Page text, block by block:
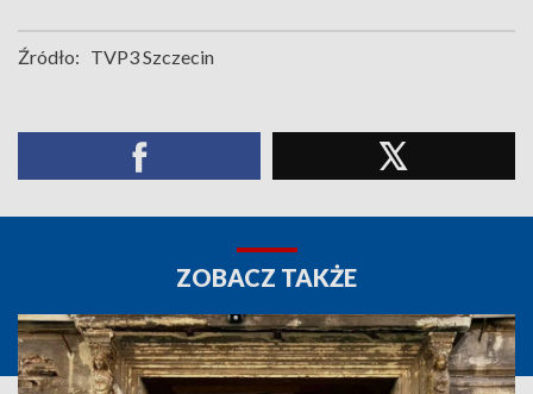
Źródło: TVP3 Szczecin
ZOBACZ TAKŻE